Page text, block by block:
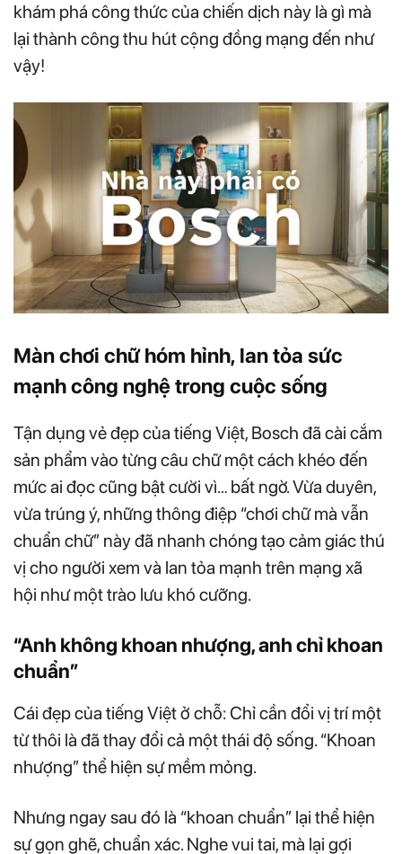
khám phá công thức của chiến dịch này là gì mà
lại thành công thu hút cộng đồng mạng đến như
vậy!
Màn chơi chữ hóm hỉnh, lan tỏa sức
mạnh công nghệ trong cuộc sống
Tận dụng vẻ đẹp của tiếng Việt, Bosch đã cài cắm
sản phẩm vào từng câu chữ một cách khéo đến
mức ai đọc cũng bật cười vì… bất ngờ. Vừa duyên,
vừa trúng ý, những thông điệp “chơi chữ mà vẫn
chuẩn chữ” này đã nhanh chóng tạo cảm giác thú
vị cho người xem và lan tỏa mạnh trên mạng xã
hội như một trào lưu khó cưỡng.
“Anh không khoan nhượng, anh chỉ khoan
chuẩn”
Cái đẹp của tiếng Việt ở chỗ: Chỉ cần đổi vị trí một
từ thôi là đã thay đổi cả một thái độ sống. “Khoan
nhượng” thể hiện sự mềm mỏng.
Nhưng ngay sau đó là “khoan chuẩn” lại thể hiện
sự gọn ghẽ, chuẩn xác. Nghe vui tai, mà lại gợi